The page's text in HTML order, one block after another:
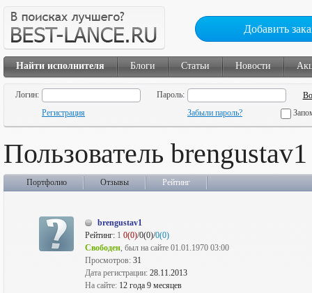
Добавить
Найти исполнителя Блоги Статьи Новости
Логин:
Пароль:
Регистрация
Забыли пароль?
Пользователь brengustav1
Портфолио Отзывы Рейтинг
brengustav1
Рейтинг: 1 0(0)/0(0)/0(0)
Свободен, был на сайте 01.01.1970 03:00
Просмотров: 31
Дата регистрации: 28.11.2013
На сайте: 12 года 9 месяцев